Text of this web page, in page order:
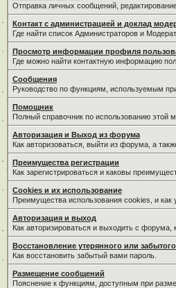
Отправка личных сообщений,
Контакт с администрацией и доклад
Где найти список Администраторов и
Просмотр информации профиля
Где можно найти контактную информацию
Сообщения
Руководство по функциям, используемым
Помощник
Полный справочник по использованию этой
Авторизация и Выход из форума
Как авторизоваться, выйти из форума, а
Преимущества регистрации
Как зарегистрироваться и каковы
Cookies и их использование
Преимущества использования cookies, и как
Авторизация и выход
Как авторизироваться и выходить с форума,
Восстановление утерянного или
Как восстановить забытый вами пароль.
Размещение сообщений
Пояснение к функциям, доступным при